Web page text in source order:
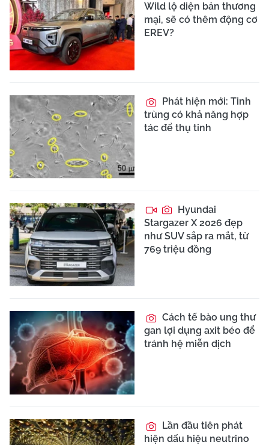
Wild lộ diện bản thương
mại, sẽ có thêm động cơ
EREV?
Phát hiện mới: Tinh
trùng có khả năng hợp
tác để thụ tinh
Hyundai
Stargazer X 2026 đẹp
như SUV sắp ra mắt, từ
769 triệu đồng
Cách tế bào ung thư
gan lợi dụng axit béo để
tránh hệ miễn dịch
Lần đầu tiên phát
hiện dấu hiệu neutrino